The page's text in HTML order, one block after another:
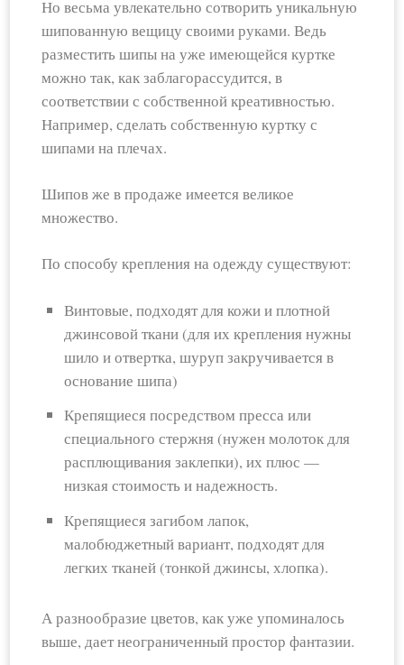
Но весьма увлекательно сотворить уникальную
шипованную вещицу своими руками. Ведь
разместить шипы на уже имеющейся куртке
можно так, как заблагорассудится, в
соответствии с собственной креативностью.
Например, сделать собственную куртку с
шипами на плечах.
Шипов же в продаже имеется великое
множество.
По способу крепления на одежду существуют:
Винтовые, подходят для кожи и плотной
джинсовой ткани (для их крепления нужны
шило и отвертка, шуруп закручивается в
основание шипа)
Крепящиеся посредством пресса или
специального стержня (нужен молоток для
расплющивания заклепки), их плюс —
низкая стоимость и надежность.
Крепящиеся загибом лапок,
малобюджетный вариант, подходят для
легких тканей (тонкой джинсы, хлопка).
А разнообразие цветов, как уже упоминалось
выше, дает неограниченный простор фантазии.